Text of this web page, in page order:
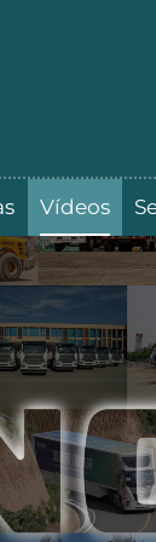
Vídeos